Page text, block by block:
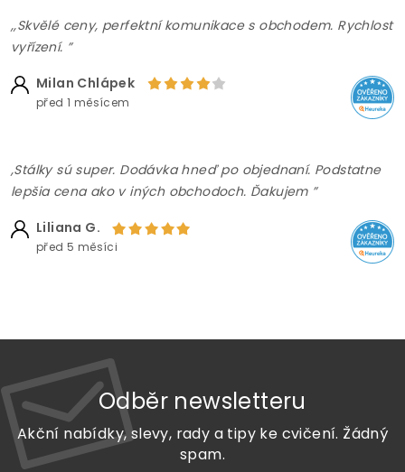
,,Skvělé ceny, perfektní komunikace s obchodem. Rychlost
vyřízení. ”
Milan Chlápek
před 1 měsícem
,Stálky sú super. Dodávka hneď po objednaní. Podstatne
lepšia cena ako v iných obchodoch. Ďakujem ”
Liliana G.
před 5 měsíci
Odběr newsletteru
Akční nabídky, slevy, rady a tipy ke cvičení. Žádný
spam.